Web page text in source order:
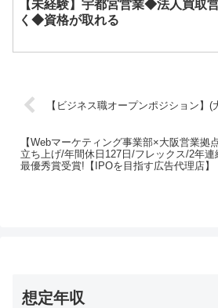
い
【未経験】宇都宮営業◆法人買取
く◆資格が取れる
【ビジネス職オープンポジション】(
【Webマーケティング事業部×大阪営業拠
立ち上げ/年間休日127日/フレックス/2年連
最優秀賞受賞!【IPOを目指す広告代理店】
想定年収